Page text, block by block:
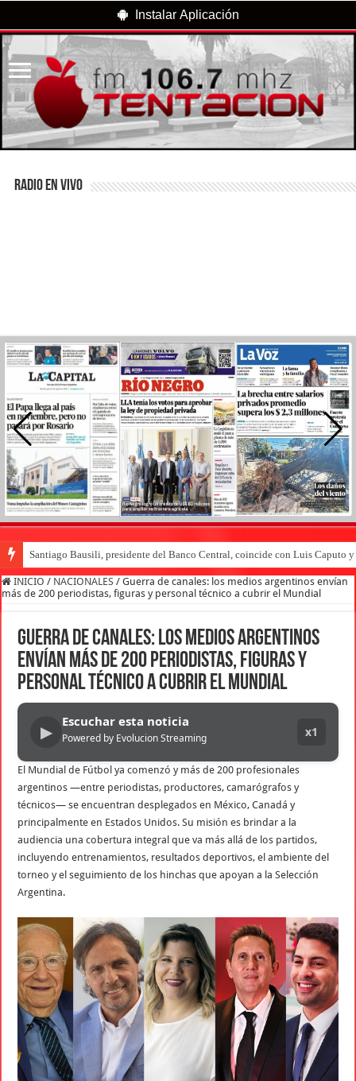
Instalar Aplicación
RADIO EN VIVO
Santiago Bausili, presidente del Banco Central, coincide con Luis Caputo
INICIO / NACIONALES / Guerra de canales: los medios argentinos envían
más de 200 periodistas, figuras y personal técnico a cubrir el Mundial
Guerra de canales: los medios argentinos
envían más de 200 periodistas, figuras y
personal técnico a cubrir el Mundial
▶
Escuchar esta noticia
Powered by Evolucion Streaming x1
El Mundial de Fútbol ya comenzó y más de 200 profesionales
argentinos —entre periodistas, productores, camarógrafos y
técnicos— se encuentran desplegados en México, Canadá y
principalmente en Estados Unidos. Su misión es brindar a la
audiencia una cobertura integral que va más allá de los partidos,
incluyendo entrenamientos, resultados deportivos, el ambiente del
torneo y el seguimiento de los hinchas que apoyan a la Selección
Argentina.